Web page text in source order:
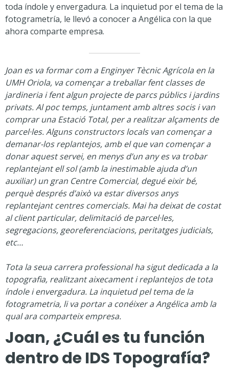
toda índole y envergadura. La inquietud por el tema de la
fotogrametría, le llevó a conocer a Angélica con la que
ahora comparte empresa.
Joan es va formar com a Enginyer Tècnic Agrícola en la
UMH Oriola, va començar a treballar fent classes de
jardineria i fent algun projecte de parcs públics i jardins
privats. Al poc temps, juntament amb altres socis i van
comprar una Estació Total, per a realitzar alçaments de
parcel·les. Alguns constructors locals van començar a
demanar-los replantejos, amb el que van començar a
donar aquest servei, en menys d’un any es va trobar
replantejant ell sol (amb la inestimable ajuda d’un
auxiliar) un gran Centre Comercial, degué eixir bé,
perquè després d’això va estar diversos anys
replantejant centres comercials. Mai ha deixat de costat
al client particular, delimitació de parcel·les,
segregacions, georeferenciacions, peritatges judicials,
etc…
Tota la seua carrera professional ha sigut dedicada a la
topografia, realitzant aixecament i replantejos de tota
índole i envergadura. La inquietud pel tema de la
fotogrametria, li va portar a conéixer a Angélica amb la
qual ara comparteix empresa.
Joan, ¿Cuál es tu función
dentro de IDS Topografía?